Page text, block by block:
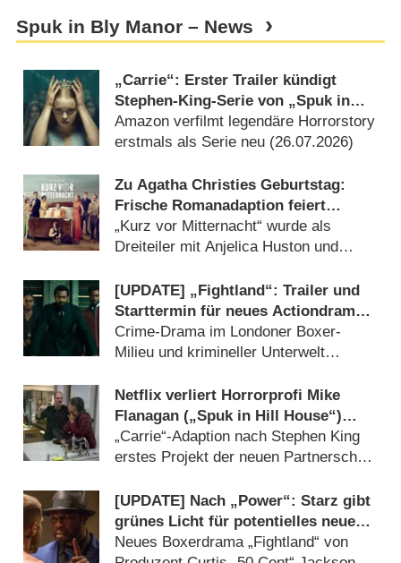
Spuk in Bly Manor – News
„Carrie“: Erster Trailer kündigt
Stephen-King-Serie von „Spuk in
Hill House“-Macher an
Amazon verfilmt legendäre Horrorstory
erstmals als Serie neu (26.07.2026)
Zu Agatha Christies Geburtstag:
Frische Romanadaption feiert
Deutschlandpremiere
„Kurz vor Mitternacht“ wurde als
Dreiteiler mit Anjelica Huston und
[UPDATE] „Fightland“: Trailer und
Starttermin für neues Actiondrama
von Curtis „50 Cent“ Jackson
Crime-Drama im Londoner Boxer-
Milieu und krimineller Unterwelt
Netflix verliert Horrorprofi Mike
Flanagan („Spuk in Hill House“)
dauerhaft an Konkurrenten
„Carrie“-Adaption nach Stephen King
erstes Projekt der neuen Partnerschaft
[UPDATE] Nach „Power“: Starz gibt
grünes Licht für potentielles neues
Serien-Franchise
Neues Boxerdrama „Fightland“ von